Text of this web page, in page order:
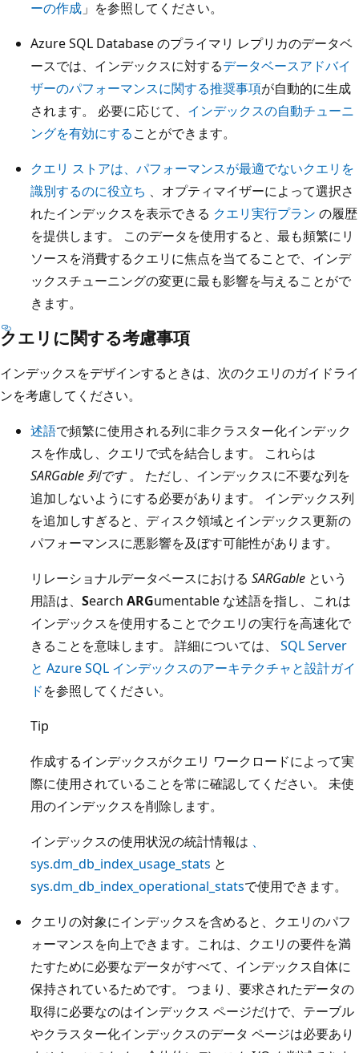
ーの作成 」を参照してください。
Azure SQL Database のプライマリ レプリカのデータベ
ースでは、インデックスに対するデータベースアドバイ
ザーのパフォーマンスに関する推奨事項が自動的に生成
されます。 必要に応じて、 インデックスの自動チューニ
ングを有効にすることができます。
クエリ ストアは、パフォーマンスが最適でないクエリを
識別するのに役立ち 、オプティマイザーによって選択さ
れたインデックスを表示できる クエリ実行プラン の履歴
を提供します。 このデータを使用すると、最も頻繁にリ
ソースを消費するクエリに焦点を当てることで、インデ
ックスチューニングの変更に最も影響を与えることがで
きます。
クエリに関する考慮事項
インデックスをデザインするときは、次のクエリのガイドライ
ンを考慮してください。
述語で頻繁に使用される列に非クラスター化インデック
スを作成し、クエリで式を結合します。 これらは
SARGable 列です。 ただし、インデックスに不要な列を
追加しないようにする必要があります。 インデックス列
を追加しすぎると、ディスク領域とインデックス更新の
パフォーマンスに悪影響を及ぼす可能性があります。
リレーショナルデータベースにおける SARGable という
用語は、 Search ARGumentable な述語を指し、これは
インデックスを使用することでクエリの実行を高速化で
きることを意味します。 詳細については、 SQL Server
と Azure SQL インデックスのアーキテクチャと設計ガイ
ドを参照してください。
Tip
作成するインデックスがクエリ ワークロードによって実
際に使用されていることを常に確認してください。 未使
用のインデックスを削除します。
インデックスの使用状況の統計情報は 、
sys.dm_db_index_usage_stats と
sys.dm_db_index_operational_statsで使用できます。
クエリの対象にインデックスを含めると、クエリのパフ
ォーマンスを向上できます。これは、クエリの要件を満
たすために必要なデータがすべて、インデックス自体に
保持されているためです。 つまり、要求されたデータの
取得に必要なのはインデックス ページだけで、テーブル
やクラスター化インデックスのデータ ページは必要あり